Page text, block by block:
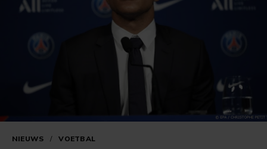
NIEUWS / VOETBAL